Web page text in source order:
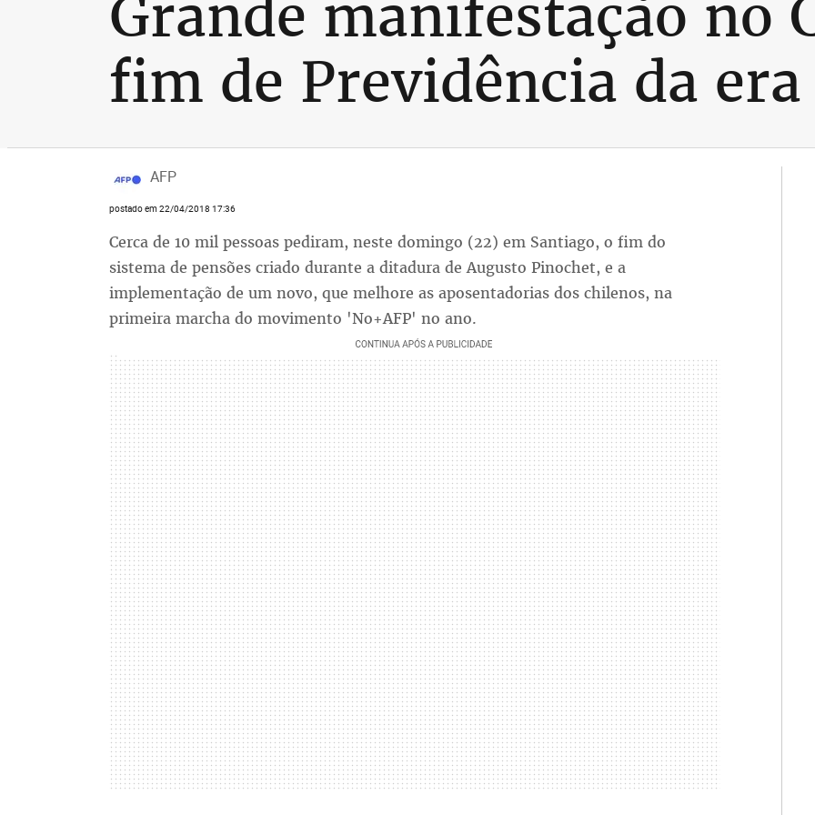
Grande manifestação no
fim de Previdência da
AFP
postado em 22/04/2018 17:36
Cerca de 10 mil pessoas pediram, neste domingo (22) em Santiago, o fim do
sistema de pensões criado durante a ditadura de Augusto Pinochet, e a
implementação de um novo, que melhore as aposentadorias dos chilenos, na
primeira marcha do movimento 'No+AFP' no ano.